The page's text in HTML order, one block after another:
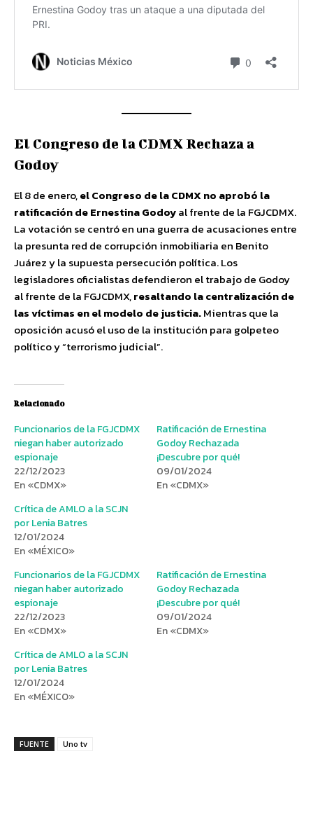
El Congreso de la CDMX Rechaza a
Godoy
El 8 de enero,el Congreso de la CDMX no aprobó la
ratificación de Ernestina Godoyal frente de la FGJCDMX.
La votación se centró en una guerra de acusaciones entre
la presunta red de corrupción inmobiliaria en Benito
Juárez y la supuesta persecución política. Los
legisladores oficialistas defendieron el trabajo de Godoy
al frente de la FGJCDMX,resaltando la centralización de
las víctimas en el modelo de justicia.Mientras que la
oposición acusó el uso de la institución para golpeteo
político y “terrorismo judicial”.
Relacionado
Funcionarios de la FGJCDMX
niegan haber autorizado
espionaje
22/12/2023
En «CDMX»
Ratificación de Ernestina
Godoy Rechazada
¡Descubre por qué!
09/01/2024
En «CDMX»
Crítica de AMLO a la SCJN
por Lenia Batres
12/01/2024
En «MÉXICO»
Funcionarios de la FGJCDMX
niegan haber autorizado
espionaje
22/12/2023
En «CDMX»
Ratificación de Ernestina
Godoy Rechazada
¡Descubre por qué!
09/01/2024
En «CDMX»
Crítica de AMLO a la SCJN
por Lenia Batres
12/01/2024
En «MÉXICO»
FUENTE Uno tv